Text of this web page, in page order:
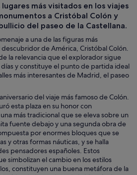
más visitados en los viajes
a Cristóbal Colón y
del paseo de la Castellana.
a una de las figuras más
de América, Cristóbal Colón.
la relevancia que el explorador sigue
y constituye el punto de partida ideal
más interesantes de Madrid, el paseo
del viaje más famoso de Colón.
esta plaza en su honor con
más tradicional que se eleva sobre un
fuente debajo y una segunda obra de
por enormes bloques que se
y otras formas náuticas, y se halla
pensadores españoles. Estos
simbolizan el cambio en los estilos
constituyen una buena metáfora de la